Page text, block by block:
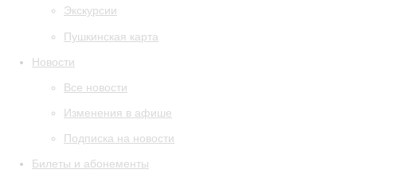
Экскурсии
Пушкинская карта
Новости
Все новости
Изменения в афише
Подписка на новости
Билеты и абонементы